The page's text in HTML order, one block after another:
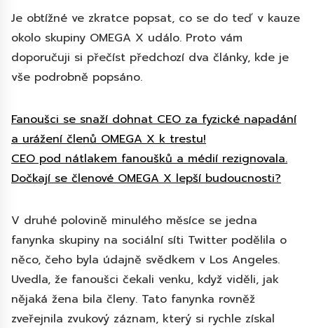
Je obtížné ve zkratce popsat, co se do teď v kauze
okolo skupiny OMEGA X událo. Proto vám
doporučuji si přečíst předchozí dva články, kde je
vše podrobně popsáno.
Fanoušci se snaží dohnat CEO za fyzické napadání
a urážení členů OMEGA X k trestu!
CEO pod nátlakem fanoušků a médií rezignovala.
Dočkají se členové OMEGA X lepší budoucnosti?
V druhé polovině minulého měsíce se jedna
fanynka skupiny na sociální síti Twitter podělila o
něco, čeho byla údajně svědkem v Los Angeles.
Uvedla, že fanoušci čekali venku, když viděli, jak
nějaká žena bila členy. Tato fanynka rovněž
zveřejnila zvukový záznam, který si rychle získal